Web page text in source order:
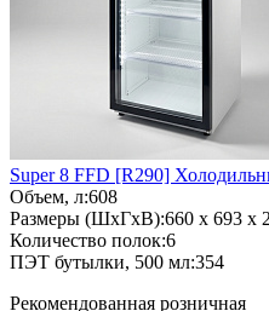
Super 8 FFD [R290]
Объем, л:608
Размеры (ШхГхВ):660 x 693 x
Количество полок:6
ПЭТ бутылки, 500 мл:354
Рекомендованная розничная